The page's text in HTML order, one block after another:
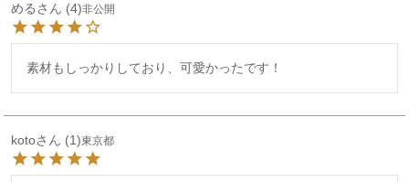
める 4 非公開
素材もしっかりしており、可愛かったです！
koto 1 東京都